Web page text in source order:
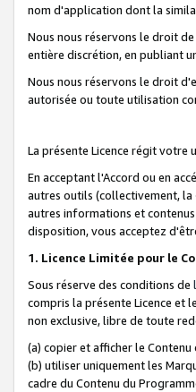
nom d'application dont la
Nous nous réservons le droit
entière discrétion, en publiant
Nous nous réservons le droit
autorisée ou toute utilisation
La présente Licence régit
En acceptant l'Accord ou en
autres outils (collectivement, la
autres informations et contenus
disposition, vous acceptez
1. Licence Limitée pour le
Sous réserve des conditions de
compris la présente Licence et
non exclusive, libre de toute
(a) copier et afficher le
(b) utiliser uniquement les
cadre du Contenu du